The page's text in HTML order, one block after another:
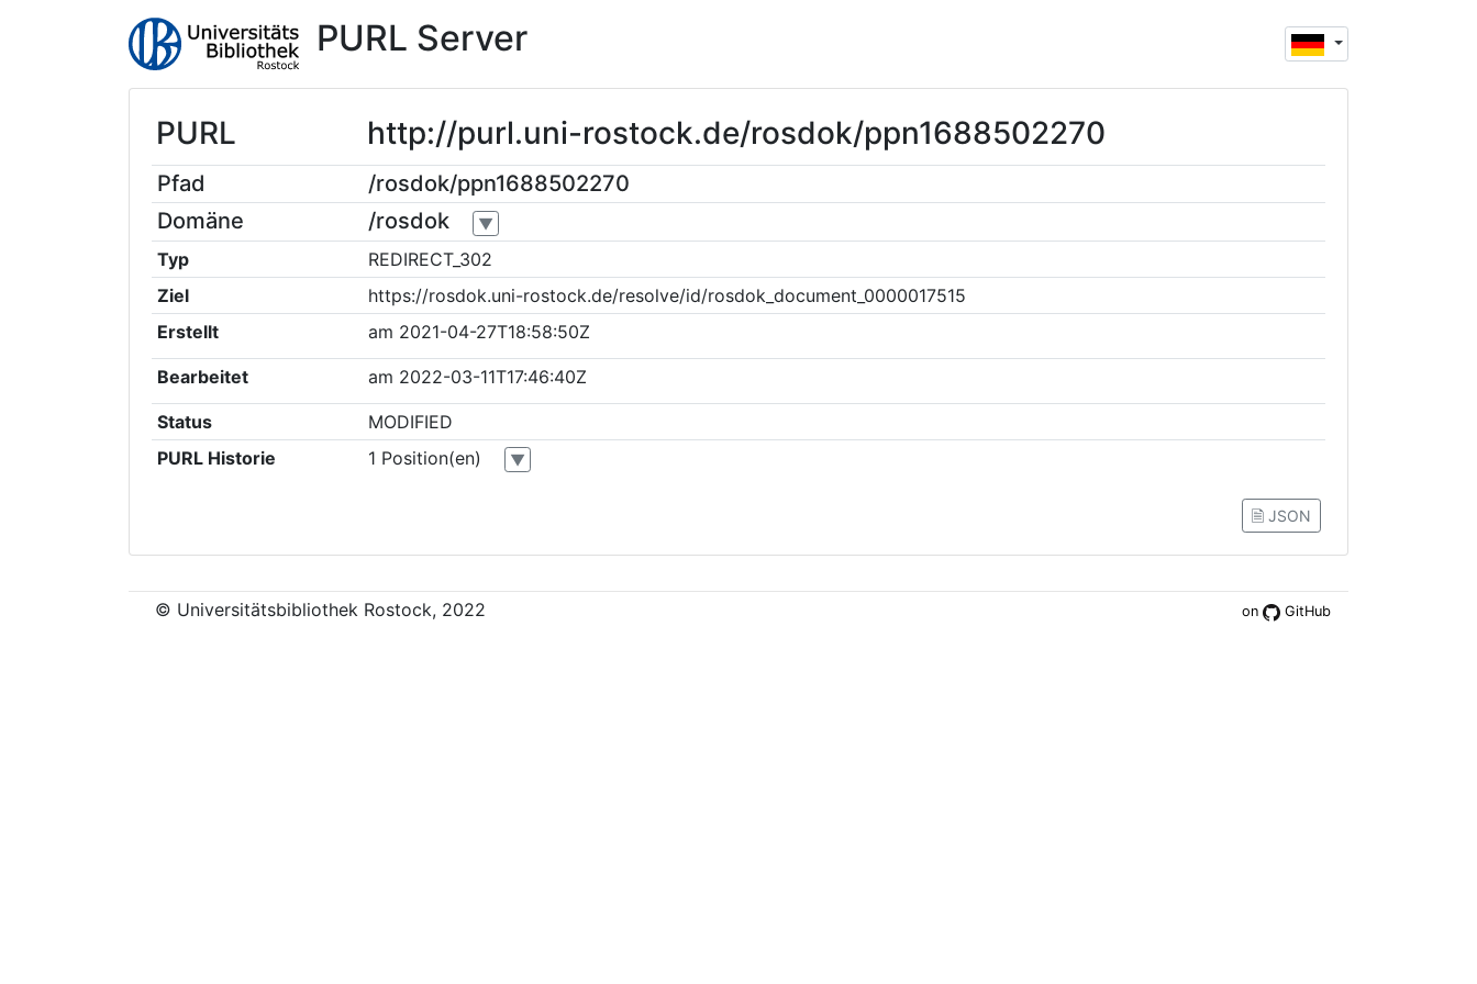
PURL Server
PURL http://purl.uni-rostock.de/rosdok/ppn1688502270
Pfad
/rosdok/ppn1688502270
Domäne
/rosdok ▼
Typ
REDIRECT_302
Ziel
https://rosdok.uni-rostock.de/resolve/id/rosdok_document_0000017515
Erstellt
am 2021-04-27T18:58:50Z
Bearbeitet am 2022-03-11T17:46:40Z
Status
MODIFIED
PURL Historie
1 Position(en) ▼
🗎 JSON
on GitHub
© Universitätsbibliothek Rostock, 2022